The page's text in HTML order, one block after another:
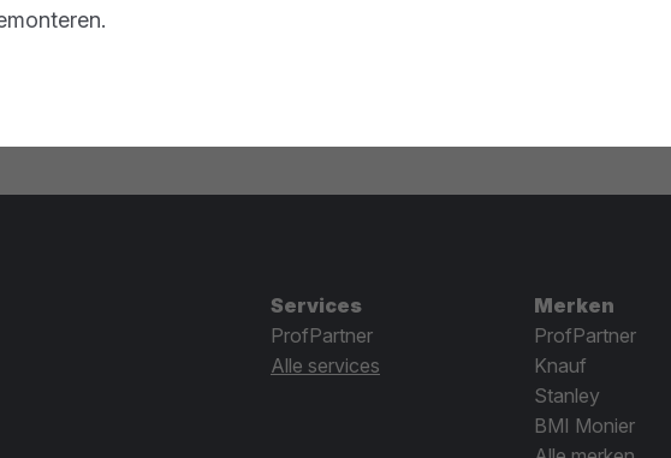
Services
ProfPartner
Alle services
Merken
ProfPartner
Knauf
Stanley
BMI Monier